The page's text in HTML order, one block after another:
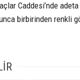
Caddesi’nde adeta
birbirinden renkli